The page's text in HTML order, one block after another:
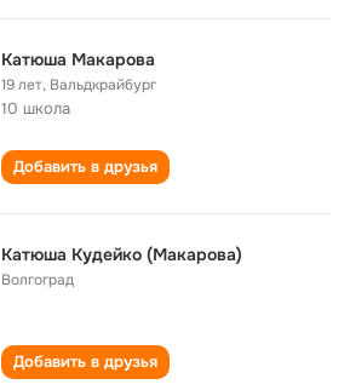
Катюша Макарова
19 лет, Вальдкрайбург
10 школа
Добавить в друзья
Катюша Кудейко (Макарова)
Волгоград
Добавить в друзья